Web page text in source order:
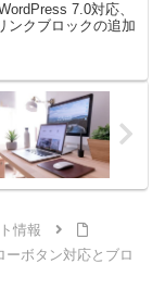
7.0対応、
ンクブロックの追加
情報
ボタン対応とブロ